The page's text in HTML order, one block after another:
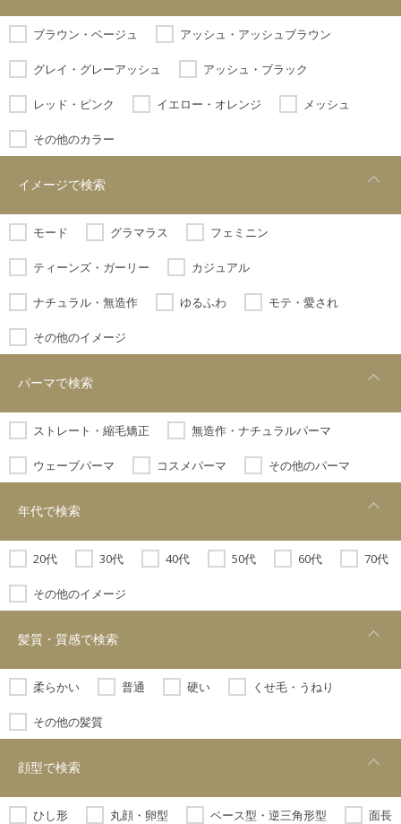
ブラウン・ベージュ アッシュ・アッシュブラウン
グレイ・グレーアッシュ アッシュ・ブラック
レッド・ピンク イエロー・オレンジ メッシュ
その他のカラー
イメージで検索
モード グラマラス フェミニン
ティーンズ・ガーリー カジュアル
ナチュラル・無造作 ゆるふわ モテ・愛され
その他のイメージ
パーマで検索
ストレート・縮毛矯正 無造作・ナチュラルパーマ
ウェーブパーマ コスメパーマ その他のパーマ
年代で検索
20代 30代 40代 50代 60代 70代
その他のイメージ
髪質・質感で検索
柔らかい 普通 硬い くせ毛・うねり
その他の髪質
顔型で検索
ひし形 丸顔・卵型 ベース型・逆三角形型 面長